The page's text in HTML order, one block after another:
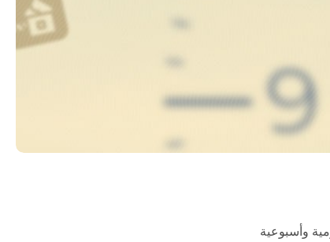
وأسبوعية